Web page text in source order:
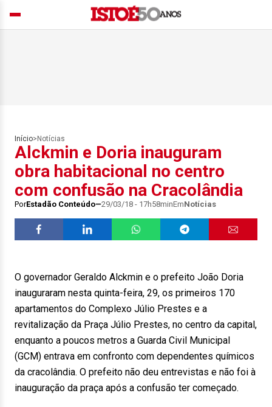
Início> Notícias
Alckmin e Doria inauguram
obra habitacional no centro
com confusão na Cracolândia
PorEstadão Conteúdo 29/03/18 - 17h58minEmNotícias
O governador Geraldo Alckmin e o prefeito João Doria
inauguraram nesta quinta-feira, 29, os primeiros 170
apartamentos do Complexo Júlio Prestes e a
revitalização da Praça Júlio Prestes, no centro da capital,
enquanto a poucos metros a Guarda Civil Municipal
(GCM) entrava em confronto com dependentes químicos
da cracolândia. O prefeito não deu entrevistas e não foi à
inauguração da praça após a confusão ter começado.